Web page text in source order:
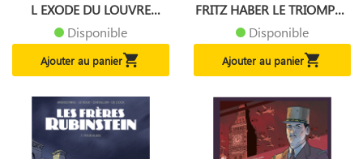
L EXODE DU LOUVRE
VOL01
Disponible
Ajouter au panier
FRITZ HABER LE TRIOMPHE
DES...
Disponible
Ajouter au panier